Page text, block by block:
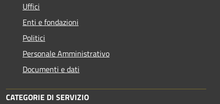
Uffici
Enti e fondazioni
Politici
Personale Amministrativo
Documenti e dati
CATEGORIE DI SERVIZIO